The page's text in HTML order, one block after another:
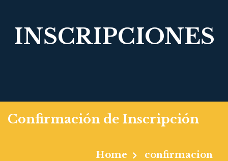
INSCRIPCIONES
Confirmación de Inscripción
Home confirmacion